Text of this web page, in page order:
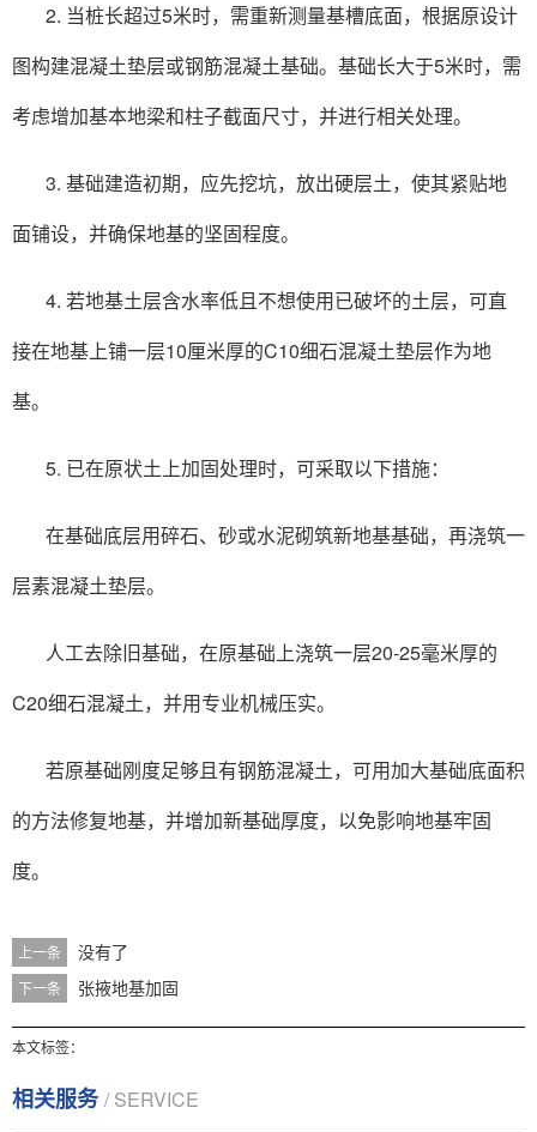
2. 当桩长超过5米时，需重新测量基槽底面，根据原设计
图构建混凝土垫层或钢筋混凝土基础。基础长大于5米时，需
考虑增加基本地梁和柱子截面尺寸，并进行相关处理。
3. 基础建造初期，应先挖坑，放出硬层土，使其紧贴地
面铺设，并确保地基的坚固程度。
4. 若地基土层含水率低且不想使用已破坏的土层，可直
接在地基上铺一层10厘米厚的C10细石混凝土垫层作为地
基。
5. 已在原状土上加固处理时，可采取以下措施：
在基础底层用碎石、砂或水泥砌筑新地基基础，再浇筑一
层素混凝土垫层。
人工去除旧基础，在原基础上浇筑一层20-25毫米厚的
C20细石混凝土，并用专业机械压实。
若原基础刚度足够且有钢筋混凝土，可用加大基础底面积
的方法修复地基，并增加新基础厚度，以免影响地基牢固
度。
上一条 没有了
下一条 张掖地基加固
本文标签：
相关服务/ SERVICE